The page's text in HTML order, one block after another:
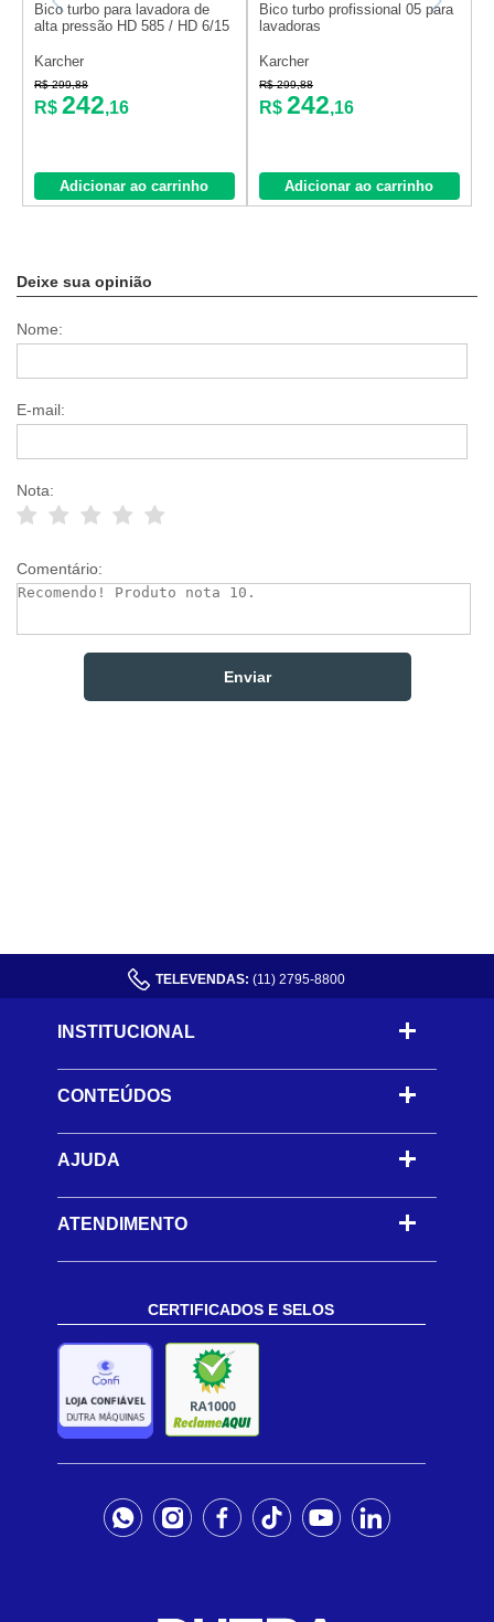
Bico turbo para lavadora de
alta pressão HD 585 / HD 6/15
Karcher
R$ 299,88
R$ 242,16
Adicionar ao carrinho
Bico turbo profissional 05 para
lavadoras
Karcher
R$ 299,88
R$ 242,16
Adicionar ao carrinho
Deixe sua opinião
Nome:
E-mail:
Nota:
Comentário:
TELEVENDAS: (11) 2795-8800
INSTITUCIONAL
CONTEÚDOS -
AJUDA -
ATENDIMENTO
CERTIFICADOS E SELOS